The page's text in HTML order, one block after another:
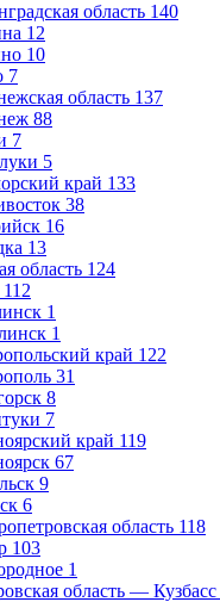
область 140
12
10
7
область 137
88
7
5
край 133
38
16
13
область 124
112
1
1
край 122
31
8
7
край 119
67
9
6
область 118
103
1
область — Кузбасс